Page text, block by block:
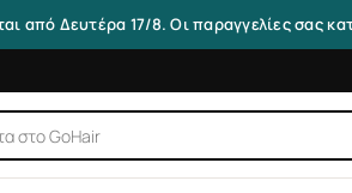
από Δευτέρα 17/8. Οι παραγγελίες σας